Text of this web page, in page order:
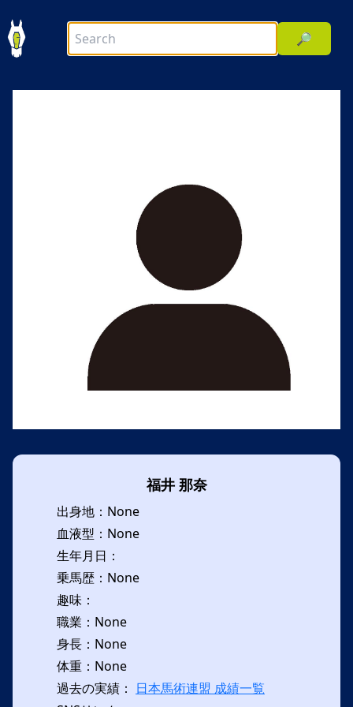
🔎
福井 那奈
出身地：None
血液型：None
生年月日：
乗馬歴：None
趣味：
職業：None
身長：None
体重：None
過去の実績： 日本馬術連盟 成績一覧